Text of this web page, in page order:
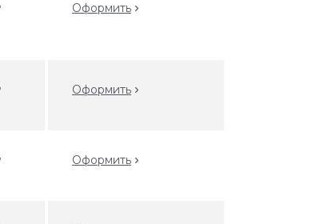
Оформить
Оформить
Оформить